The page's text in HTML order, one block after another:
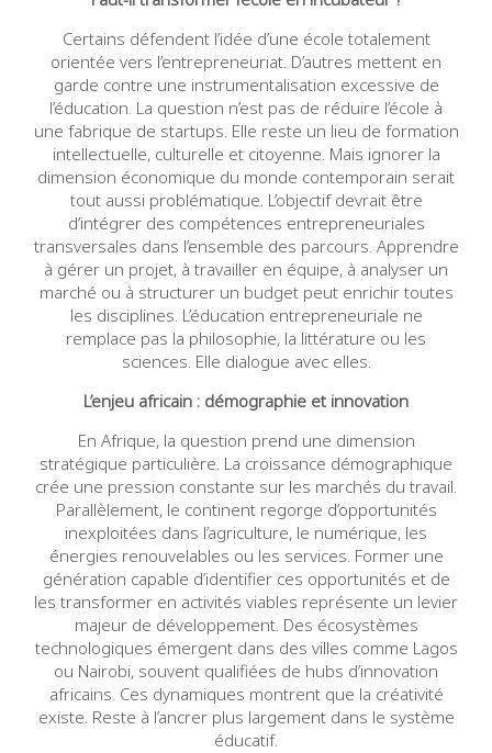
Certains défendent l’idée d’une école totalement
orientée vers l’entrepreneuriat. D’autres mettent en
garde contre une instrumentalisation excessive de
l’éducation. La question n’est pas de réduire l’école à
une fabrique de startups. Elle reste un lieu de formation
intellectuelle, culturelle et citoyenne. Mais ignorer la
dimension économique du monde contemporain serait
tout aussi problématique. L’objectif devrait être
d’intégrer des compétences entrepreneuriales
transversales dans l’ensemble des parcours. Apprendre
à gérer un projet, à travailler en équipe, à analyser un
marché ou à structurer un budget peut enrichir toutes
les disciplines. L’éducation entrepreneuriale ne
remplace pas la philosophie, la littérature ou les
sciences. Elle dialogue avec elles.
L’enjeu africain : démographie et innovation
En Afrique, la question prend une dimension
stratégique particulière. La croissance démographique
crée une pression constante sur les marchés du travail.
Parallèlement, le continent regorge d’opportunités
inexploitées dans l’agriculture, le numérique, les
énergies renouvelables ou les services. Former une
génération capable d’identifier ces opportunités et de
les transformer en activités viables représente un levier
majeur de développement. Des écosystèmes
technologiques émergent dans des villes comme Lagos
ou Nairobi, souvent qualifiées de hubs d’innovation
africains. Ces dynamiques montrent que la créativité
existe. Reste à l’ancrer plus largement dans le système
éducatif.